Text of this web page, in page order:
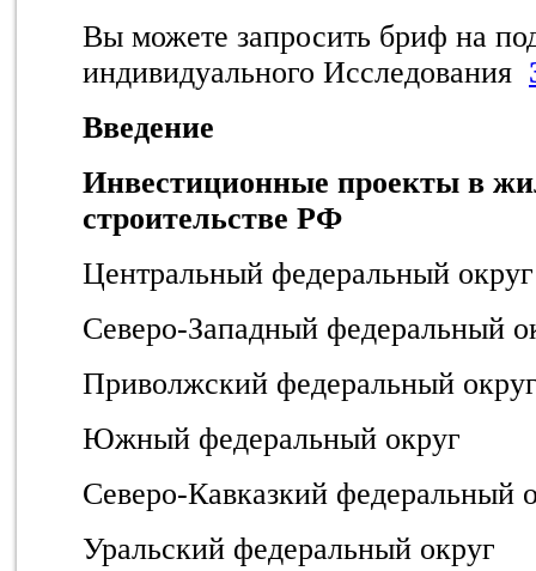
Вы можете запросить бриф на
индивидуального Исследования
Введение
Инвестиционные проекты в
строительстве РФ
Центральный федеральный округ
Северо-Западный федеральный
Приволжский федеральный
Южный федеральный округ
Северо-Кавказкий федеральный
Уральский федеральный округ